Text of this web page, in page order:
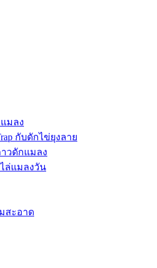
มลง
กับดักไข่ยุงลาย
วดักแมลง
ล่แมลงวัน
สะอาด